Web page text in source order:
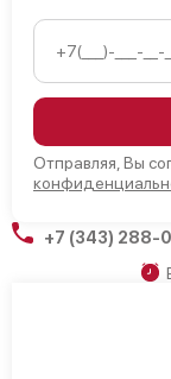
+7 (343) 288-
Отправляя, Вы